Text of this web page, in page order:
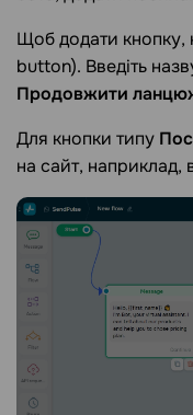
Щоб додати кнопку,
button). Введіть
Продовжити
Для кнопки типу
на сайт, наприклад,